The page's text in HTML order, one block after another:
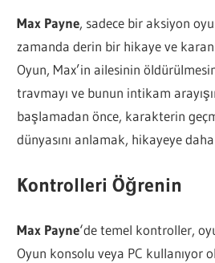
Max Payne, sadece bir aksiyon
zamanda derin bir hikaye ve
Oyun, Max’in ailesinin
travmayı ve bunun intikam
başlamadan önce, karakterin
dünyasını anlamak, hikayeye
Kontrolleri Öğrenin
Max Payne‘de temel kontroller,
Oyun konsolu veya PC kullanıyor